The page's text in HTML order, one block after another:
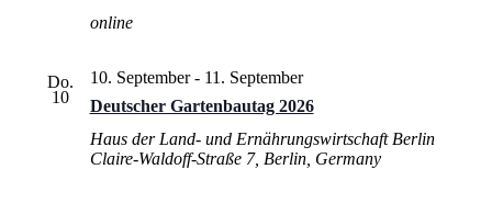
online
Do.
10
Deutscher Gartenbautag 2026
10. September- 11. September
Haus der Land- und Ernährungswirtschaft Berlin
Claire-Waldoff-Straße 7, Berlin, Germany